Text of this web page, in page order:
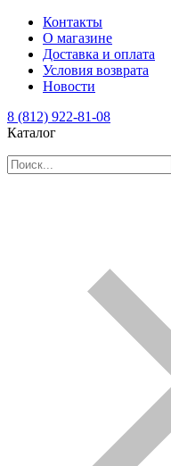
Контакты
О магазине
Доставка и оплата
Условия возврата
Новости
8 (812) 922-81-08
Каталог